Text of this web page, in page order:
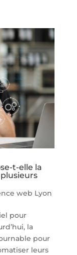
t-elle la
web Lyon
pour
la
pour
leurs